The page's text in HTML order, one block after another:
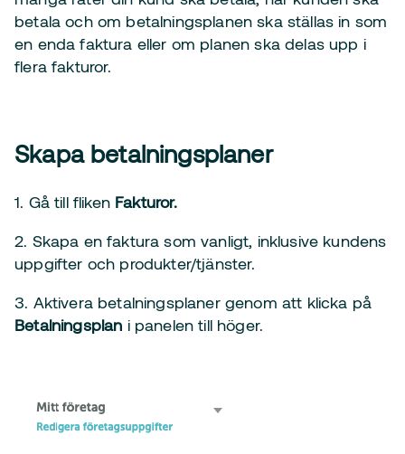
betala och om betalningsplanen ska ställas in som
en enda faktura eller om planen ska delas upp i
flera fakturor.
Skapa betalningsplaner
1. Gå till fliken Fakturor.
2. Skapa en faktura som vanligt, inklusive kundens
uppgifter och produkter/tjänster.
3. Aktivera betalningsplaner genom att klicka på
Betalningsplan i panelen till höger.